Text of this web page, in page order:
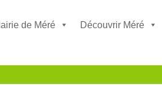
de Méré Découvrir Méré